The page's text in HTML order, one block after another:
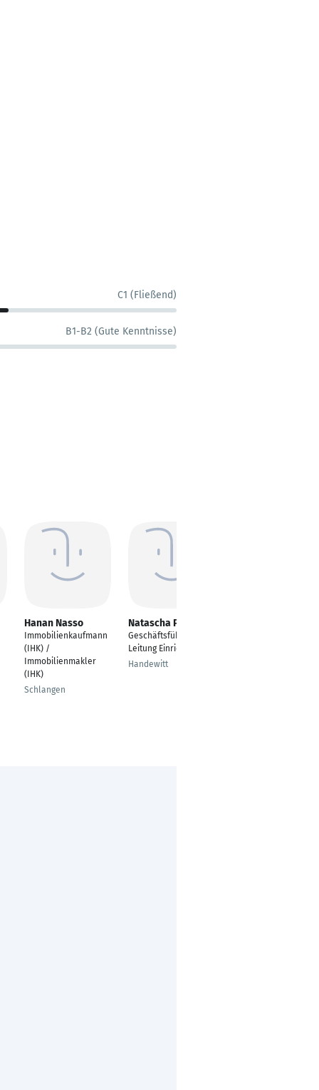
C1 (Fließend)
B1-B2 (Gute Kenntnisse)
Hanan Nasso
Immobilienkaufmann
(IHK) /
Immobilienmakler
(IHK)
Schlangen
Natascha Püpke
Geschäftsführerin
Leitung Einrichtung
Handewitt